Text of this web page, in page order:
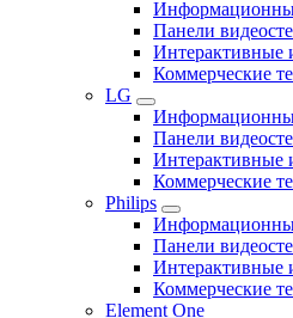
Панели
Интерактивные
Коммерческие
LG
Панели
Интерактивные
Коммерческие
Philips
Панели
Интерактивные
Коммерческие
Element One